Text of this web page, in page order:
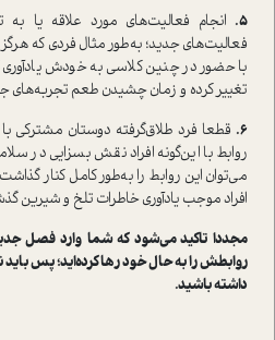
5. انجام فعالیت‌های مورد علاقه یا به
فعالیت‌های جدید؛ به‌طور مثال فردی که
با حضور در چنین کلاسی به خودش
تغییر کرده و زمان چشیدن طعم تجربه‌های
6. قطعا فرد طلاق‌گرفته دوستان مشترکی
روابط با این‌گونه افراد نقش بسزایی در
می‌توان این روابط را به‌طور کامل کنار گذاشت
افراد موجب یاد‌آوری خاطرات تلخ و شیرین
مجددا تاکید می‌شود که شما وارد فصل
روابطش را به حال خود رها کرده‌اید؛ پس
داشته باشید.